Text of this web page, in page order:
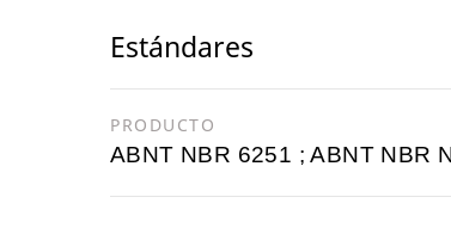
Estándares
PRODUCTO
ABNT NBR 6251 ; ABNT NBR